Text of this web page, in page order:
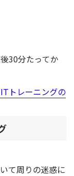
30分たってか
トレーニングの
て周りの迷惑に